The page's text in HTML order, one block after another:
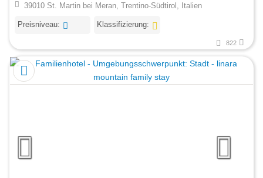
39010 St. Martin bei Meran, Trentino-Südtirol, Italien
Preisniveau: Klassifizierung:
822